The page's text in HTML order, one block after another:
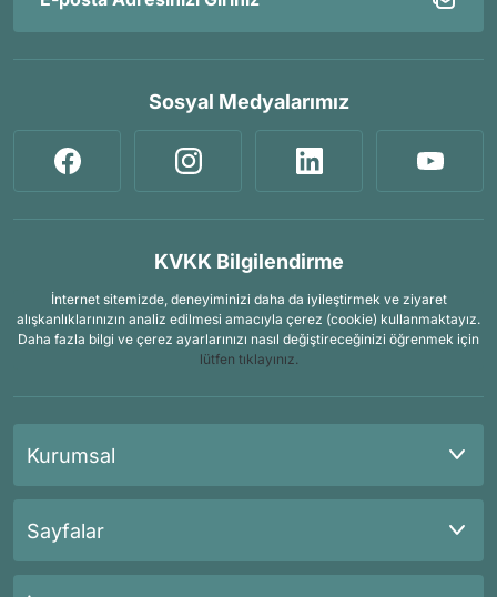
Sosyal Medyalarımız
KVKK Bilgilendirme
İnternet sitemizde, deneyiminizi daha da iyileştirmek ve ziyaret
alışkanlıklarınızın analiz edilmesi amacıyla çerez (cookie) kullanmaktayız.
Daha fazla bilgi ve çerez ayarlarınızı nasıl değiştireceğinizi öğrenmek için
lütfen tıklayınız.
Kurumsal
Sayfalar